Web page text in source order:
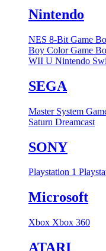
Nintendo
NES 8-Bit Game
Boy ColorGame
WII U Nintendo
SEGA
Master System
Saturn Dreamcast
SONY
Playstation 1
Microsoft
Xbox Xbox 360
ATARI